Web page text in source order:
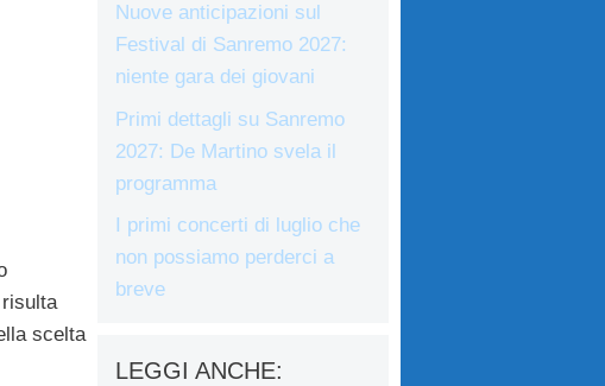
scelta
Nuove anticipazioni sul
Festival di Sanremo 2027:
niente gara dei giovani
Primi dettagli su Sanremo
2027: De Martino svela il
programma
I primi concerti di luglio che
non possiamo perderci a
breve
LEGGI ANCHE: